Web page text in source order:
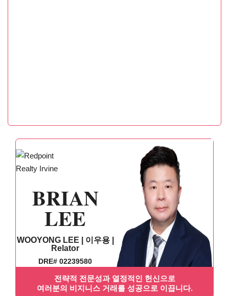
BRIAN
LEE
WOOYONG LEE | 이우용 |
Relator
DRE# 02239580
전략적 전문성과 열정적인 헌신으로
여러분의 비지니스 거래를 성공으로 이끕니다.